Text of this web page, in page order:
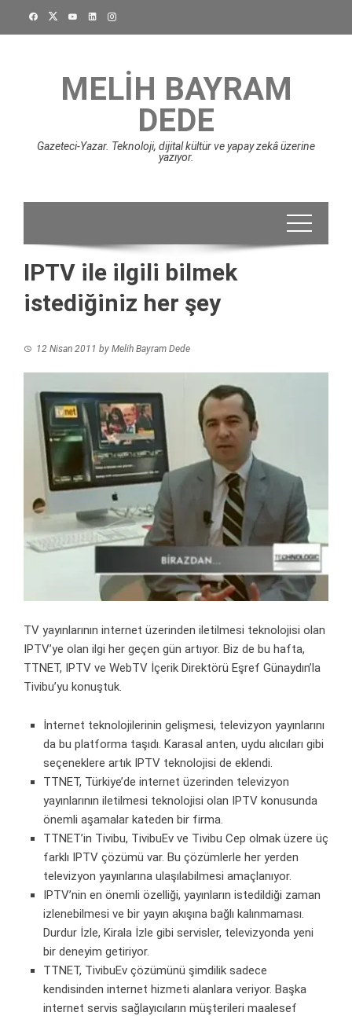
MELIH BAYRAM
DEDE
Gazeteci-Yazar. Teknoloji, dijital kültür ve yapay zekâ üzerine
yazıyor.
IPTV ile ilgili bilmek
istediğiniz her şey
12 Nisan 2011 by Melih Bayram Dede
TV yayınlarının internet üzerinden iletilmesi teknolojisi olan
IPTV’ye olan ilgi her geçen gün artıyor. Biz de bu hafta,
TTNET, IPTV ve WebTV İçerik Direktörü Eşref Günaydın’la
Tivibu’yu konuştuk.
İnternet teknolojilerinin gelişmesi, televizyon yayınlarını
da bu platforma taşıdı. Karasal anten, uydu alıcıları gibi
seçeneklere artık IPTV teknolojisi de eklendi.
TTNET, Türkiye’de internet üzerinden televizyon
yayınlarının iletilmesi teknolojisi olan IPTV konusunda
önemli aşamalar kateden bir firma.
TTNET’in Tivibu, TivibuEv ve Tivibu Cep olmak üzere üç
farklı IPTV çözümü var. Bu çözümlerle her yerden
televizyon yayınlarına ulaşılabilmesi amaçlanıyor.
IPTV’nin en önemli özelliği, yayınların istedildiği zaman
izlenebilmesi ve bir yayın akışına bağlı kalınmaması.
Durdur İzle, Kirala İzle gibi servisler, televizyonda yeni
bir deneyim getiriyor.
TTNET, TivibuEv çözümünü şimdilik sadece
kendisinden internet hizmeti alanlara veriyor. Başka
internet servis sağlayıcıların müşterileri maalesef